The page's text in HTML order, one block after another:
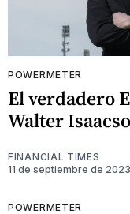
POWERMETER
El verdadero
Walter
FINANCIAL TIMES
11 de septiembre de 2023
POWERMETER